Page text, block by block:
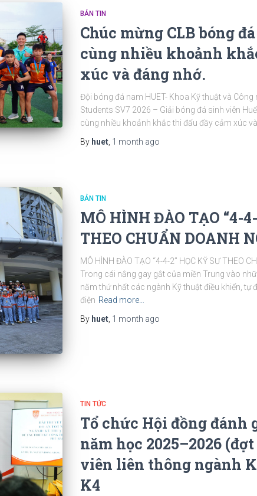
BẢN TIN
Chúc mừng CLB bóng
cùng nhiều khoảnh
xúc và đáng nhớ.
Đội bóng đá nam HUET- Khoa Kỹ thuật và
Students SV7 2026 – Giải bóng đá sinh viên
cùng nhiều khoảnh khắc thi đấu đầy cảm xúc
By huet, 1 month ago
BẢN TIN
MÔ HÌNH ĐÀO TẠO “4-
THEO CHUẨN DOANH
MÔ HÌNH ĐÀO TẠO “4-4-2” HỌC KỸ SƯ THEO
Trong cái nắng gay gắt của miền Trung vào
năm thứ nhất các ngành Kỹ thuật điều khiển, tự
điện Read more…
By huet, 1 month ago
TIN TỨC
Tổ chức Hội đồng đánh
năm học 2025–2026
viên liên thông ngành
K4